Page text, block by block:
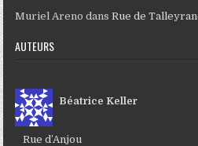
Muriel Areno dansRue de
AUTEURS
Béatrice Keller
Rue d’Anjou